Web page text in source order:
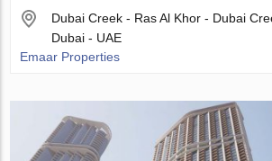
Dubai Creek - Ras Al Khor - Dubai
Dubai - UAE
Emaar Properties